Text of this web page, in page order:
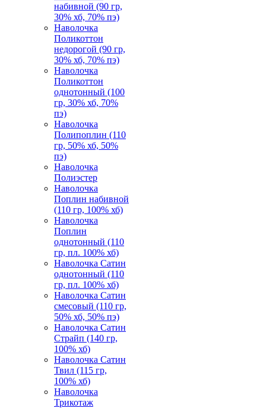
набивной (90 гр,
30% хб, 70% пэ)
Наволочка
Поликоттон
недорогой (90 гр,
30% хб, 70% пэ)
Наволочка
Поликоттон
однотонный (100
гр, 30% хб, 70%
пэ)
Наволочка
Полипоплин (110
гр, 50% хб, 50%
пэ)
Наволочка
Полиэстер
Наволочка
Поплин набивной
(110 гр, 100% хб)
Наволочка
Поплин
однотонный (110
гр, пл. 100% хб)
Наволочка Сатин
однотонный (110
гр, пл. 100% хб)
Наволочка Сатин
смесовый (110 гр,
50% хб, 50% пэ)
Наволочка Сатин
Страйп (140 гр,
100% хб)
Наволочка Сатин
Твил (115 гр,
100% хб)
Наволочка
Трикотаж